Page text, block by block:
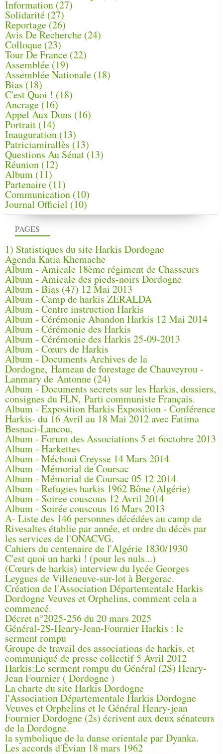
PAGES
1) Statistiques du site Harkis Dordogne
Agenda Katia Khemache
Album - Amicale 18ème régiment de Chasseurs
Album - Amicale des pieds-noirs Dordogne
Album - Bias (47) 12 Mai 2013
Album - Camp de harkis ZERALDA
Album - Centre instruction Harkis
Album - Cérémonie Abandon Harkis 12 Mai 2014
Album - Cérémonie des Harkis
Album - Cérémonie des Harkis 25-09-2013
Album - Cœurs de Harkis
Album - Documents Archives de la
Dordogne, Hameau de forestage de Chauveyrou -
Lanmary de Antonne (24)
Album - Documents secrets sur les Harkis, dossiers,
consignes du FLN, Parti communiste Français.
Album - Exposition Harkis Exposition - Conférence
Harkis- du 16 Avril au 18 Mai 2012 avec Fatima
Besnaci-Lancou,
Album - Forum des Associations 5 et 6octobre 2013
Album - Harkettes
Album - Méchoui Creysse 14 Mars 2014
Album - Mémorial de Coursac
Album - Mémorial de Coursac 05 12 2014
Album - Refugies harkis 1962 Bône (Algérie)
Album - Soiree couscous 12 Avril 2014
Album - Soirée couscous 16 Mars 2013
A- Liste des 146 personnes décédées au camp de
Rivesaltes établie par année, et ordre du décès par
les services de l'ONACVG.
Cahiers du centenaire de l'Algérie 1830/1930
C'est quoi un harki ! (pour les nuls...)
(Cœurs de harkis) interview du lycée Georges
Leygues de Villeneuve-sur-lot à Bergerac.
Création de l'Association Départementale Harkis
Dordogne Veuves et Orphelins, comment cela a
commencé.
Décret n°2025-256 du 20 mars 2025
Général-2S-Henry-Jean-Fournier Harkis : le
serment rompu
Groupe de travail des associations de harkis, et
communiqué de presse collectif 5 Avril 2012
Harkis:Le serment rompu du Général (2S) Henry-
Jean Fournier ( Dordogne )
La charte du site Harkis Dordogne
l'Association Départementale Harkis Dordogne
Veuves et Orphelins et le Général Henry-jean
Fournier Dordogne (2s) écrivent aux deux sénateurs
de la Dordogne.
la symbolique de la danse orientale par Dyanka.
Les accords d'Évian 18 mars 1962
Information (27)
Solidarité (27)
Reportage(26)
Avis De Recherche (24)
Colloque (23)
Tour De France (22)
Assemblée (19)
Assemblée Nationale (18)
Bias (18)
C'est Quoi ! (18)
Ancrage (16)
Appel Aux Dons (16)
Portrait (14)
Inauguration (13)
Patriciamirallès (13)
Questions Au Sénat(13)
Réunion (12)
Album (11)
Partenaire(11)
Communication (10)
Journal Officiel (10)